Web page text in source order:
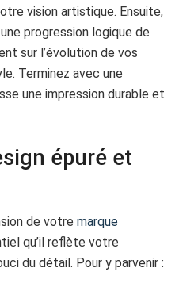
vision artistique. Ensuite,
progression logique de
sur l’évolution de vos
Terminez avec une
une impression durable et
épuré et
de votre marque
qu’il reflète votre
du détail. Pour y parvenir :